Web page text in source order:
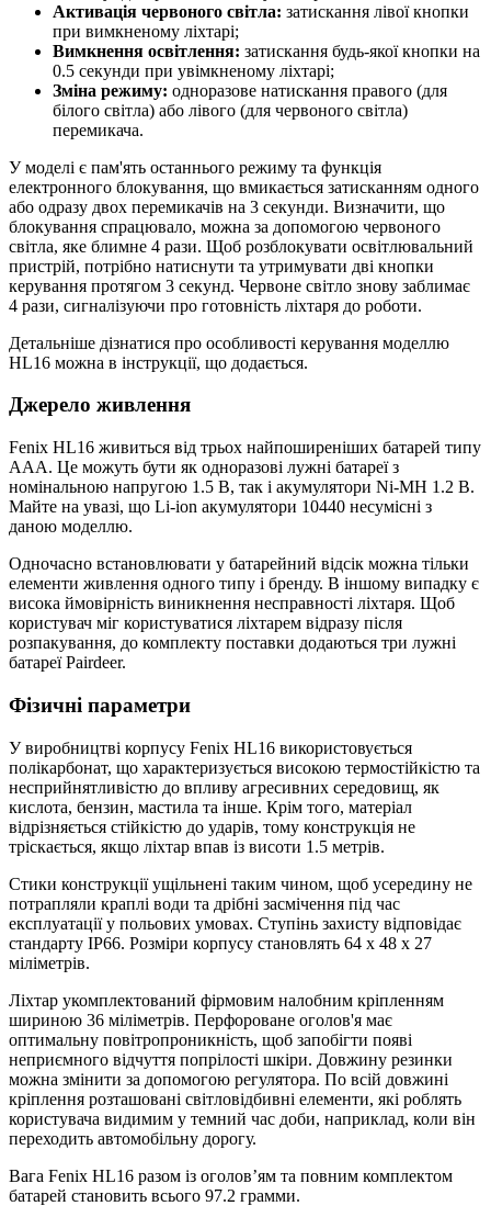
Активація червоного світла: затискання лівої кнопки
при вимкненому ліхтарі;
Вимкнення освітлення: затискання будь-якої кнопки на
0.5 секунди при увімкненому ліхтарі;
Зміна режиму: одноразове натискання правого (для
білого світла) або лівого (для червоного світла)
перемикача.
У моделі є пам'ять останнього режиму та функція
електронного блокування, що вмикається затисканням одного
або одразу двох перемикачів на 3 секунди. Визначити, що
блокування спрацювало, можна за допомогою червоного
світла, яке блимне 4 рази. Щоб розблокувати освітлювальний
пристрій, потрібно натиснути та утримувати дві кнопки
керування протягом 3 секунд. Червоне світло знову заблимає
4 рази, сигналізуючи про готовність ліхтаря до роботи.
Детальніше дізнатися про особливості керування моделлю
HL16 можна в інструкції, що додається.
Джерело живлення
Fenix HL16 живиться від трьох найпоширеніших батарей типу
ААА. Це можуть бути як одноразові лужні батареї з
номінальною напругою 1.5 В, так і акумулятори Ni-MH 1.2 В.
Майте на увазі, що Li-ion акумулятори 10440 несумісні з
даною моделлю.
Одночасно встановлювати у батарейний відсік можна тільки
елементи живлення одного типу і бренду. В іншому випадку є
висока ймовірність виникнення несправності ліхтаря. Щоб
користувач міг користуватися ліхтарем відразу після
розпакування, до комплекту поставки додаються три лужні
батареї Pairdeer.
Фізичні параметри
У виробництві корпусу Fenix HL16 використовується
полікарбонат, що характеризується високою термостійкістю та
несприйнятливістю до впливу агресивних середовищ, як
кислота, бензин, мастила та інше. Крім того, матеріал
відрізняється стійкістю до ударів, тому конструкція не
тріскається, якщо ліхтар впав із висоти 1.5 метрів.
Стики конструкції ущільнені таким чином, щоб усередину не
потрапляли краплі води та дрібні засмічення під час
експлуатації у польових умовах. Ступінь захисту відповідає
стандарту IP66. Розміри корпусу становлять 64 х 48 х 27
міліметрів.
Ліхтар укомплектований фірмовим налобним кріпленням
шириною 36 міліметрів. Перфороване оголов'я має
оптимальну повітропроникність, щоб запобігти появі
неприємного відчуття попрілості шкіри. Довжину резинки
можна змінити за допомогою регулятора. По всій довжині
кріплення розташовані світловідбивні елементи, які роблять
користувача видимим у темний час доби, наприклад, коли він
переходить автомобільну дорогу.
Вага Fenix HL16 разом із оголов’ям та повним комплектом
батарей становить всього 97.2 грамми.